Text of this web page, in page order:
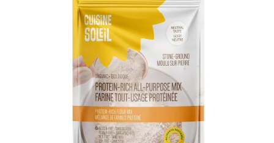
PANIER
EN
AJOUTER AU PANIER / DÉTAILS